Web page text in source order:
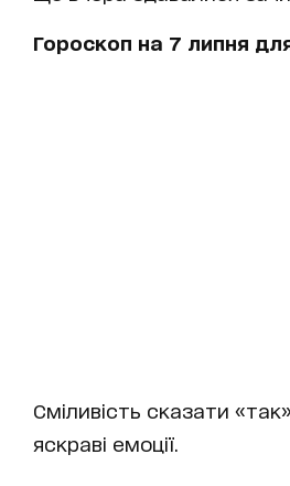
Гороскоп на 7 липня
Сміливість сказати
яскраві емоції.